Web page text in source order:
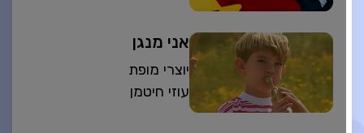
אני מנגן
יוצרי מופת
עוזי חיטמן